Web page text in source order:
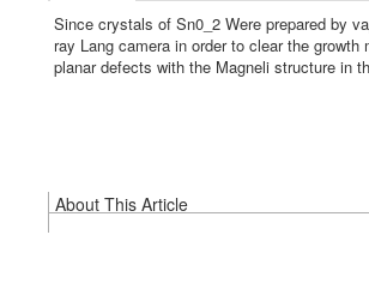
Since crystals of Sn0_2 Were prepared by
ray Lang camera in order to clear the
planar defects with the Magneli structure in
About This Article